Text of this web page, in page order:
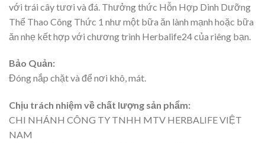
với trái cây tươi và đá. Thưởng thức Hỗn Hợp Dinh Dưỡng
Thể Thao Công Thức 1 như một bữa ăn lành mạnh hoặc bữa
ăn nhẹ kết hợp với chương trình Herbalife24 của riêng bạn.
Bảo Quản:
Đóng nắp chặt và để nơi khô, mát.
Chịu trách nhiệm về chất lượng sản phẩm:
CHI NHÁNH CÔNG TY TNHH MTV HERBALIFE VIỆT
NAM